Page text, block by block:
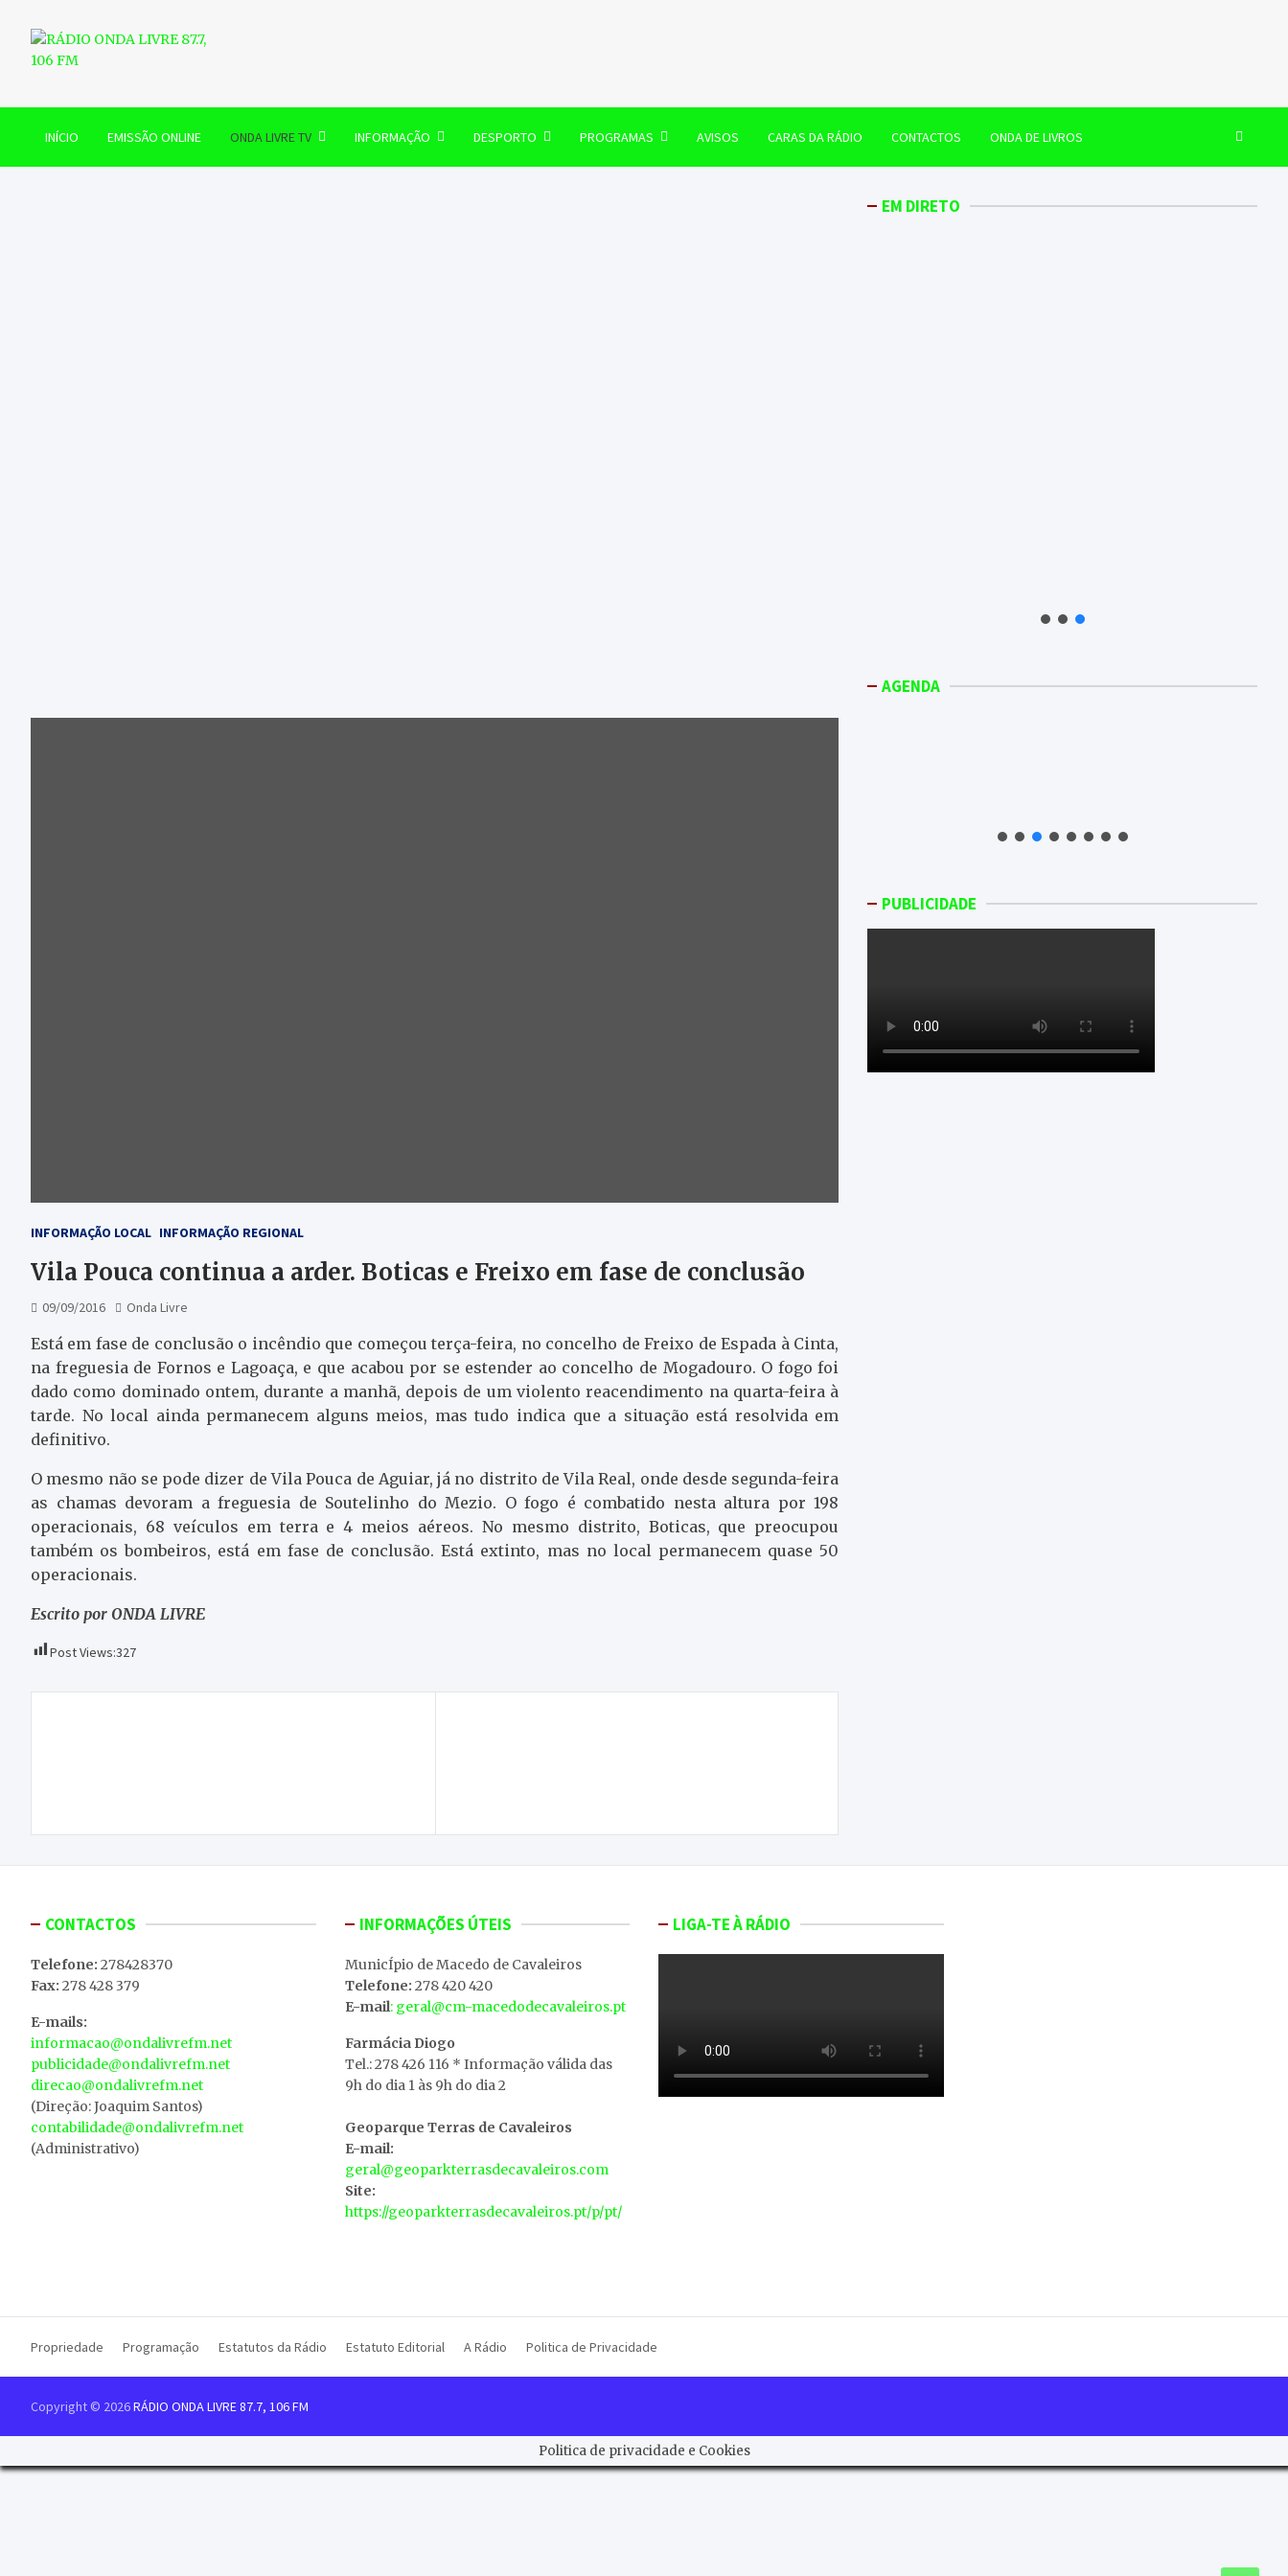
content
RÁDIO ONDA LIVRE 87.7, 106 FM
INÍCIO EMISSÃO ONLINE ONDA LIVRE TV INFORMAÇÃO DESPORTO PROGRAMAS AVISOS CARAS DA RÁDIO CONTACTOS ONDA DE LIVROS
INFORMAÇÃO LOCAL INFORMAÇÃO REGIONAL
Vila Pouca continua a arder. Boticas e Freixo em fase de conclusão
09/09/2016 Onda Livre
Está em fase de conclusão o incêndio que começou terça-feira, no concelho de Freixo de Espada à Cinta,
na freguesia de Fornos e Lagoaça, e que acabou por se estender ao concelho de Mogadouro. O fogo foi
dado como dominado ontem, durante a manhã, depois de um violento reacendimento na quarta-feira à
tarde. No local ainda permanecem alguns meios, mas tudo indica que a situação está resolvida em
definitivo.
O mesmo não se pode dizer de Vila Pouca de Aguiar, já no distrito de Vila Real, onde desde segunda-feira
as chamas devoram a freguesia de Soutelinho do Mezio. O fogo é combatido nesta altura por 198
operacionais, 68 veículos em terra e 4 meios aéreos. No mesmo distrito, Boticas, que preocupou
também os bombeiros, está em fase de conclusão. Está extinto, mas no local permanecem quase 50
operacionais.
Escrito por ONDA LIVRE
Post Views:327
EM DIRETO
AGENDA
PUBLICIDADE
CONTACTOS
Telefone: 278428370
Fax: 278 428 379
E-mails:
informacao@ondalivrefm.net
publicidade@ondalivrefm.net
direcao@ondalivrefm.net
(Direção: Joaquim Santos)
contabilidade@ondalivrefm.net
(Administrativo)
INFORMAÇÕES ÚTEIS
MunicÍpio de Macedo de Cavaleiros
Telefone: 278 420 420
E-mail: geral@cm-macedodecavaleiros.pt
Farmácia Diogo
Tel.: 278 426 116 * Informação válida das
9h do dia 1 às 9h do dia 2
Geoparque Terras de Cavaleiros
E-mail:
geral@geoparkterrasdecavaleiros.com
Site:
https://geoparkterrasdecavaleiros.pt/p/pt/
LIGA-TE À RÁDIO
Propriedade Programação Estatutos da Rádio Estatuto Editorial A Rádio Politica de Privacidade
Copyright © 2026RÁDIO ONDA LIVRE 87.7, 106 FM
Politica de privacidade e Cookies